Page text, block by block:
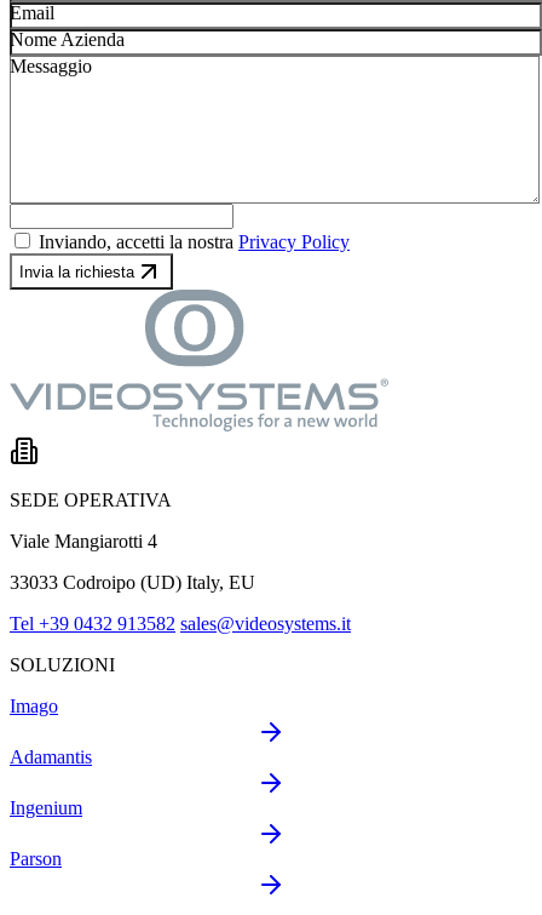
Email
Nome Azienda
Messaggio
Inviando, accetti la nostra Privacy Policy
Invia la richiesta
SEDE OPERATIVA
Viale Mangiarotti 4
33033 Codroipo (UD) Italy, EU
Tel +39 0432 913582 sales@videosystems.it
SOLUZIONI
Imago
Adamantis
Ingenium
Parson